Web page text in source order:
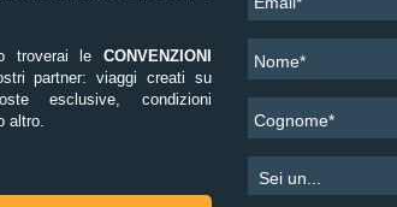
troverai le CONVENZIONI
partner: viaggi creati su
esclusive, condizioni
altro.